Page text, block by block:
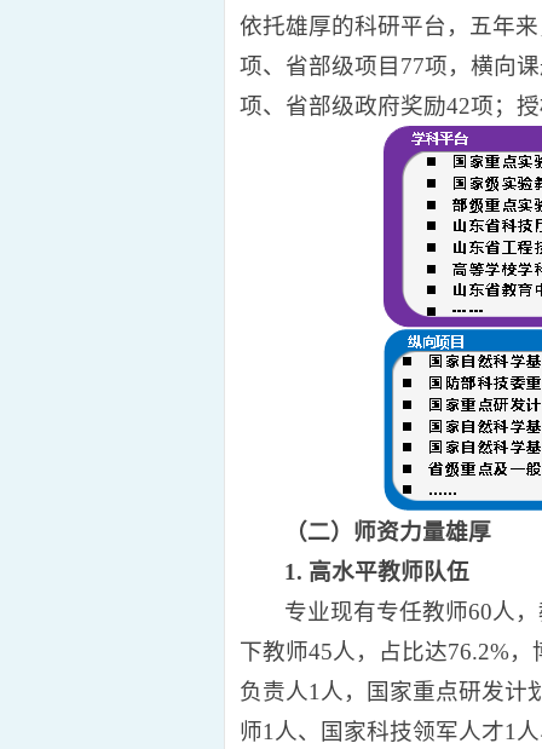
依托雄厚的科研平台，五年
项、省部级项目77项，横向
项、省部级政府奖励42项；
（二）师资力量雄厚
1. 高水平教师队伍
专业现有专任教师60人
下教师45人，占比达76.2%
负责人1人，国家重点研发计
师1人、国家科技领军人才1